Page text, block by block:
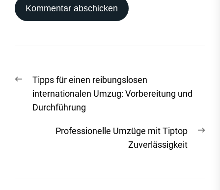
Navigation
Vorheriger
Beitrag:
Tipps für einen reibungslosen
internationalen Umzug: Vorbereitung und
Durchführung
Professionelle Umzüge mit Tiptop
Zuverlässigkeit